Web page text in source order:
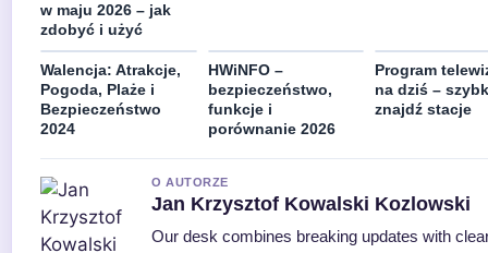
w maju 2026 – jak
zdobyć i użyć
Walencja: Atrakcje,
Pogoda, Plaże i
Bezpieczeństwo
2024
HWiNFO –
bezpieczeństwo,
funkcje i
porównanie 2026
Program
na dziś –
znajdź stacje
O AUTORZE
Jan Krzysztof Kowalski Kozlowski
Our desk combines breaking updates with